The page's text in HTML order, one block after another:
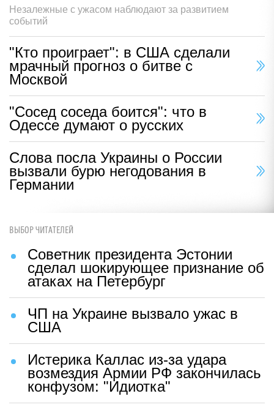
Незалежные с ужасом наблюдают за развитием
событий
"Кто проиграет": в США сделали
мрачный прогноз о битве с
Москвой
"Сосед соседа боится": что в
Одессе думают о русских
Слова посла Украины о России
вызвали бурю негодования в
Германии
ВЫБОР ЧИТАТЕЛЕЙ
Советник президента Эстонии
сделал шокирующее признание об
атаках на Петербург
ЧП на Украине вызвало ужас в
США
Истерика Каллас из-за удара
возмездия Армии РФ закончилась
конфузом: "Идиотка"